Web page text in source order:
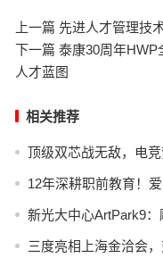
上一篇 先进人才管理技
下一篇 泰康30周年HWP
人才蓝图
相关推荐
顶级双芯战无敌，电竞
12年深耕职前教育！
新光大中心ArtPark9
三度亮相上海金洽会